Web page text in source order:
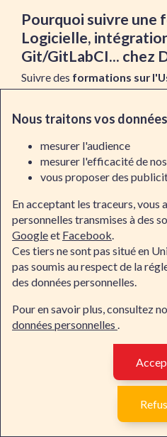
Pourquoi suivre une
Logicielle,
Git/GitLabCI... chez
Suivre des formations sur
l'intégration continue, et
pour accroître vos
ces domaines cruciaux :
Formateurs experts: Chez
l'Usine Logicielle,
tels que Git/GitLabCI
apportent non seulement une
approfondie mais aussi une
utilisent des exemples
tirés de leur propre
enrichir l'enseignement,
pratique qui est essentielle
efficacement ces technologies.
Approche pratique
Logicielle, l'intégration
proposées
par leur forte composante
ateliers pratiques et projets
Nous traitons vos
mesurer l'audience
mesurer l'efficacité de
vous proposer des
En acceptant les traceurs, vous
personnelles transmises à des
Googleet Facebook.
Ces tiers ne sont pas situé en
pas soumis au respect de la
des données personnelles.
Pour en savoir plus, consultez
données personnelles .